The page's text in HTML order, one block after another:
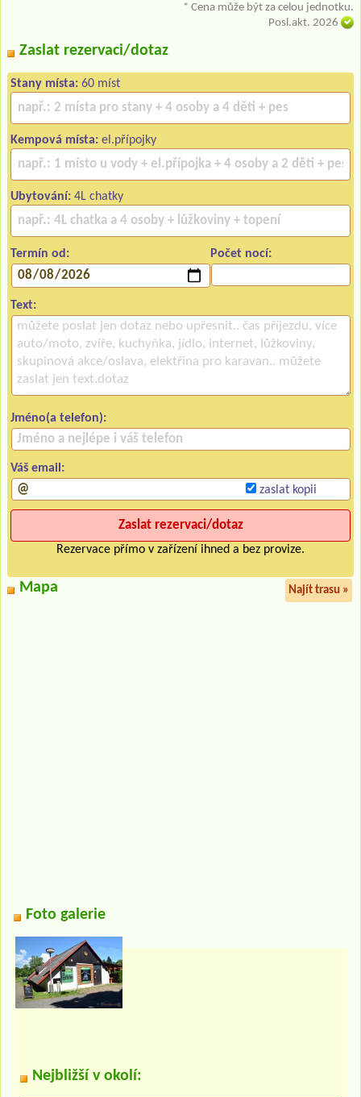
* Cena může být za celou jednotku.
Posl.akt. 2026
Zaslat rezervaci/dotaz
Stany místa: 60 míst
Kempová místa: el.přípojky
Ubytování: 4L chatky
Termín od: Počet nocí:
Text:
Jméno(a telefon):
Váš email:
zaslat kopii
Rezervace přímo v zařízení ihned a bez provize.
Mapa Najít trasu »
Foto galerie
Nejbližší v okolí: